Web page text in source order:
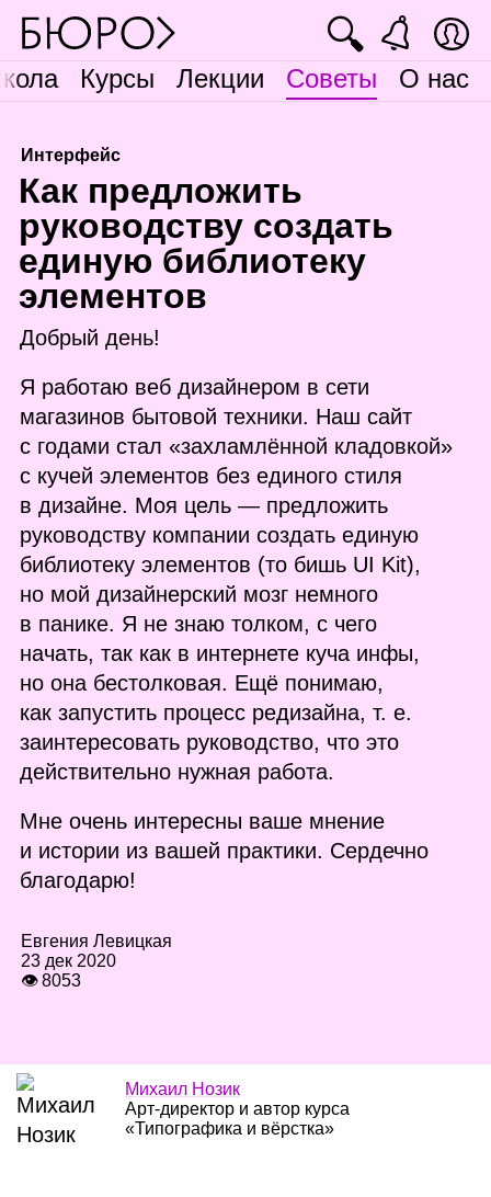
Курсы Лекции Советы О нас
🔍
Интерфейс
Как предложить
руководству создать
единую библиотеку
элементов
Добрый день!
Я работаю веб дизайнером в сети
магазинов бытовой техники. Наш сайт
с годами стал «захламлённой кладовкой»
с кучей элементов без единого стиля
в дизайне. Моя цель — предложить
руководству компании создать единую
библиотеку элементов (то бишь UI Kit),
но мой дизайнерский мозг немного
в панике. Я не знаю толком, с чего
начать, так как в интернете куча инфы,
но она бестолковая. Ещё понимаю,
как запустить процесс редизайна, т. е.
заинтересовать руководство, что это
действительно нужная работа.
Мне очень интересны ваше мнение
и истории из вашей практики. Сердечно
благодарю!
Евгения Левицкая
23 дек 2020
👁 8053
Михаил Нозик
Арт‑директор и автор курса
«Типографика и вёрстка»